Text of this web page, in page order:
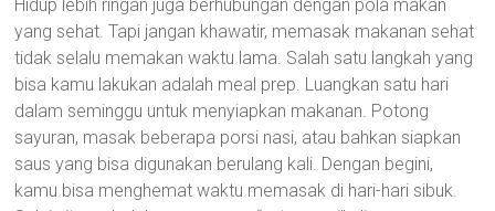
Hidup lebih ringan juga berhubungan dengan pola makan
yang sehat. Tapi jangan khawatir, memasak makanan sehat
tidak selalu memakan waktu lama. Salah satu langkah yang
bisa kamu lakukan adalah meal prep. Luangkan satu hari
dalam seminggu untuk menyiapkan makanan. Potong
sayuran, masak beberapa porsi nasi, atau bahkan siapkan
saus yang bisa digunakan berulang kali. Dengan begini,
kamu bisa menghemat waktu memasak di hari-hari sibuk.